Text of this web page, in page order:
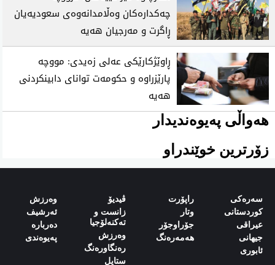
چەکدارەکان وەڵامدانەوەی سعودیەیان
ڕاگرت و مەرجیان هەیە
ڕاوێژکارێکی عەلی زەیدی: مووچە
پارێزراوە و حکومەت توانای دابینکردنی
هەیە
هەواڵی پەیوەندیدار
زۆرترین خوێندراو
سەرەکی
کوردستانی
‌‌عیراقی‌
‌‌جیهانی‌
‌‌ئابوری‌
راپۆرت
وتار
جۆراوجۆر
هەمەرەنگ
ڤیدیۆ
زانست و
تەکنەلۆجیا
وەرزش
رەنگاورەنگ
ستایل‌
وەرزش‌
ئەرشیف
دەربارە‌
پەیوەندی‌